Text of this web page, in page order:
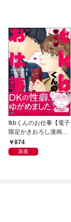
tkbくんのお仕事【電子
限定かきおろし漫画
付】 （1）
874
新着